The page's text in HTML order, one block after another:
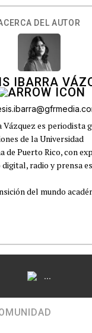
DEL AUTOR
IBARRA
Vázquez es periodista
de la Universidad
de Puerto Rico, con
radio y prensa
del mundo
...